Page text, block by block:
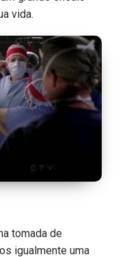
vida.
tomada de
igualmente uma